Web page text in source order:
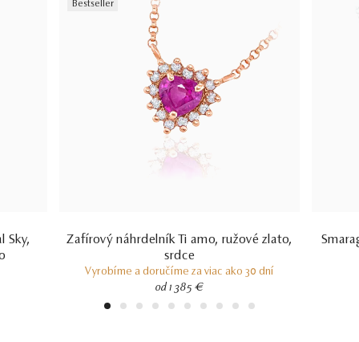
Sky,
Bestseller
Zafírový náhrdelník Ti amo, ružové zlato,
srdce
Vyrobíme a doručíme za viac ako 30 dní
od 1 385 €
1 2 3 4 5 6 7 8 9 10